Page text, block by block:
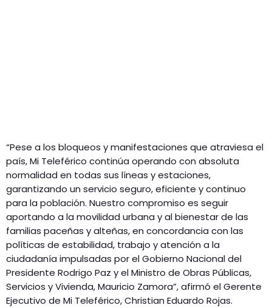
“Pese a los bloqueos y manifestaciones que atraviesa el
país, Mi Teleférico continúa operando con absoluta
normalidad en todas sus líneas y estaciones,
garantizando un servicio seguro, eficiente y continuo
para la población. Nuestro compromiso es seguir
aportando a la movilidad urbana y al bienestar de las
familias paceñas y alteñas, en concordancia con las
políticas de estabilidad, trabajo y atención a la
ciudadanía impulsadas por el Gobierno Nacional del
Presidente Rodrigo Paz y el Ministro de Obras Públicas,
Servicios y Vivienda, Mauricio Zamora”, afirmó el Gerente
Ejecutivo de Mi Teleférico, Christian Eduardo Rojas.